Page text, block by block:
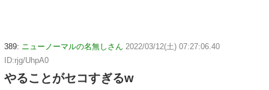
389: ニューノーマルの名無しさん 2022/03/12(土) 07:27:06.40
ID:rjg/UhpA0
やることがセコすぎるw